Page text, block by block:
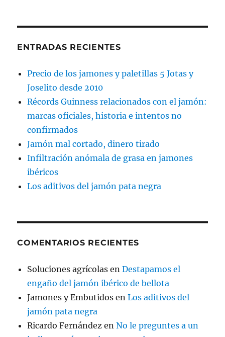
ENTRADAS RECIENTES
Precio de los jamones y paletillas 5 Jotas y
Joselito desde 2010
Récords Guinness relacionados con el jamón:
marcas oficiales, historia e intentos no
confirmados
Jamón mal cortado, dinero tirado
Infiltración anómala de grasa en jamones
ibéricos
Los aditivos del jamón pata negra
COMENTARIOS RECIENTES
Soluciones agrícolas enDestapamos el
engaño del jamón ibérico de bellota
Jamones y Embutidos enLos aditivos del
jamón pata negra
Ricardo Fernández enNo le preguntes a un